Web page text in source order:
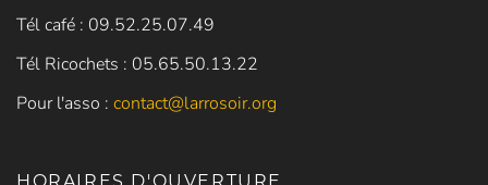
Tél café : 09.52.25.07.49
Tél Ricochets : 05.65.50.13.22
Pour l'asso : contact@larrosoir.org